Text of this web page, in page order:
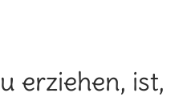
erziehen, ist,